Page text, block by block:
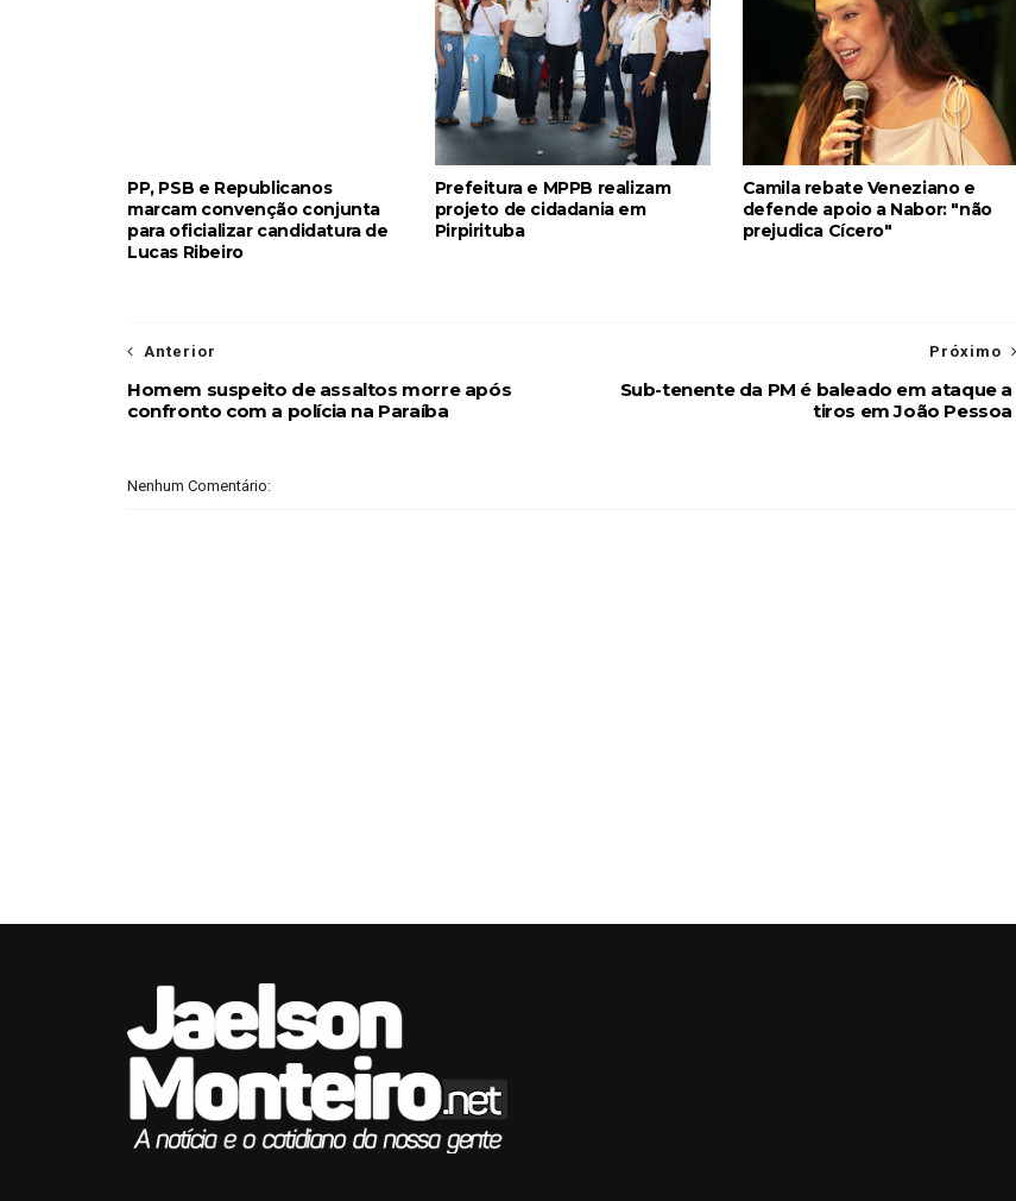
PP, PSB e Republicanos
marcam convenção conjunta
para oficializar candidatura de
Lucas Ribeiro
Prefeitura e MPPB realizam
projeto de cidadania em
Pirpirituba
Camila rebate Veneziano e
defende apoio a Nabor: "não
prejudica Cícero"
Próximo
Sub-tenente da PM é baleado em ataque a
tiros em João Pessoa
Anterior
Homem suspeito de assaltos morre após
confronto com a polícia na Paraíba
Nenhum Comentário: